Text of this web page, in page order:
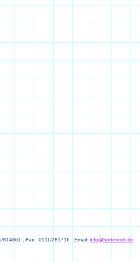
814861 , Fax.: 0511/281716 , Email: info@hottenrott.de